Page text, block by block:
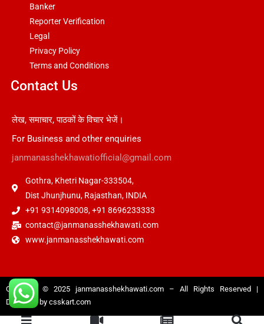
Banker
Reporter Verification
Legal
Privacy Policy
Terms and Conditions
Contact Us
लेख, समाचार, पाठकों के विचार भेजें।
For Business and other enquiries
janmanasshekhawatiofficial@gmail.com
Gothra, Khetri Nagar-333504,
Dist Jhunjhunu, Rajasthan, INDIA
+91 9314098008, +91 8696233333
contact@janmanasshekhawati.com
www.janmanasshekhawati.com
Copyright © 2025 janmanasshekhawati.com – All Rights Reserved |
Designed by csskart.com